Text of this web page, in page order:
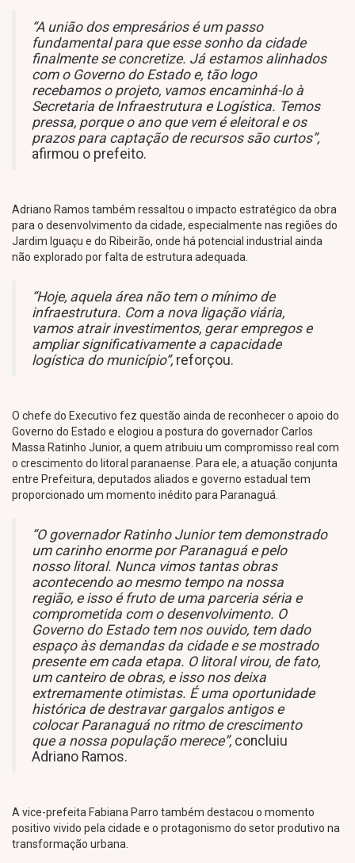
“A união dos empresários é um passo
fundamental para que esse sonho da cidade
finalmente se concretize. Já estamos alinhados
com o Governo do Estado e, tão logo
recebamos o projeto, vamos encaminhá-lo à
Secretaria de Infraestrutura e Logística. Temos
pressa, porque o ano que vem é eleitoral e os
prazos para captação de recursos são curtos”,
afirmou o prefeito.
Adriano Ramos também ressaltou o impacto estratégico da obra
para o desenvolvimento da cidade, especialmente nas regiões do
Jardim Iguaçu e do Ribeirão, onde há potencial industrial ainda
não explorado por falta de estrutura adequada.
“Hoje, aquela área não tem o mínimo de
infraestrutura. Com a nova ligação viária,
vamos atrair investimentos, gerar empregos e
ampliar significativamente a capacidade
logística do município”, reforçou.
O chefe do Executivo fez questão ainda de reconhecer o apoio do
Governo do Estado e elogiou a postura do governador Carlos
Massa Ratinho Junior, a quem atribuiu um compromisso real com
o crescimento do litoral paranaense. Para ele, a atuação conjunta
entre Prefeitura, deputados aliados e governo estadual tem
proporcionado um momento inédito para Paranaguá.
“O governador Ratinho Junior tem demonstrado
um carinho enorme por Paranaguá e pelo
nosso litoral. Nunca vimos tantas obras
acontecendo ao mesmo tempo na nossa
região, e isso é fruto de uma parceria séria e
comprometida com o desenvolvimento. O
Governo do Estado tem nos ouvido, tem dado
espaço às demandas da cidade e se mostrado
presente em cada etapa. O litoral virou, de fato,
um canteiro de obras, e isso nos deixa
extremamente otimistas. É uma oportunidade
histórica de destravar gargalos antigos e
colocar Paranaguá no ritmo de crescimento
que a nossa população merece”, concluiu
Adriano Ramos.
A vice-prefeita Fabiana Parro também destacou o momento
positivo vivido pela cidade e o protagonismo do setor produtivo na
transformação urbana.